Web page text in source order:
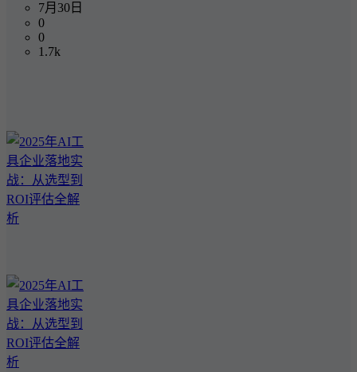
7月30日
0
0
1.7k